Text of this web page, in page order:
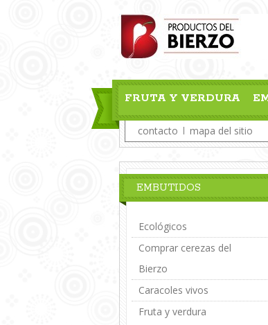
FRUTA Y VERDURA
contacto mapa del sitio
EMBUTIDOS
Ecológicos
Comprar cerezas del
Bierzo
Caracoles vivos
Fruta y verdura